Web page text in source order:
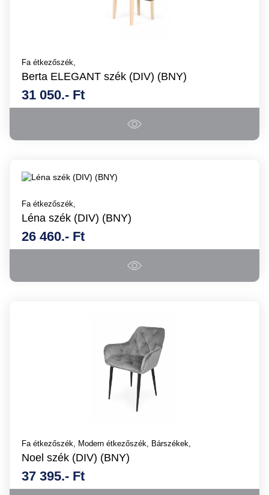
Fa étkezőszék,
Berta ELEGANT szék (DIV) (BNY)
31 050.- Ft
Fa étkezőszék,
Léna szék (DIV) (BNY)
26 460.- Ft
Fa étkezőszék, Modern étkezőszék, Bárszékek,
Noel szék (DIV) (BNY)
37 395.- Ft